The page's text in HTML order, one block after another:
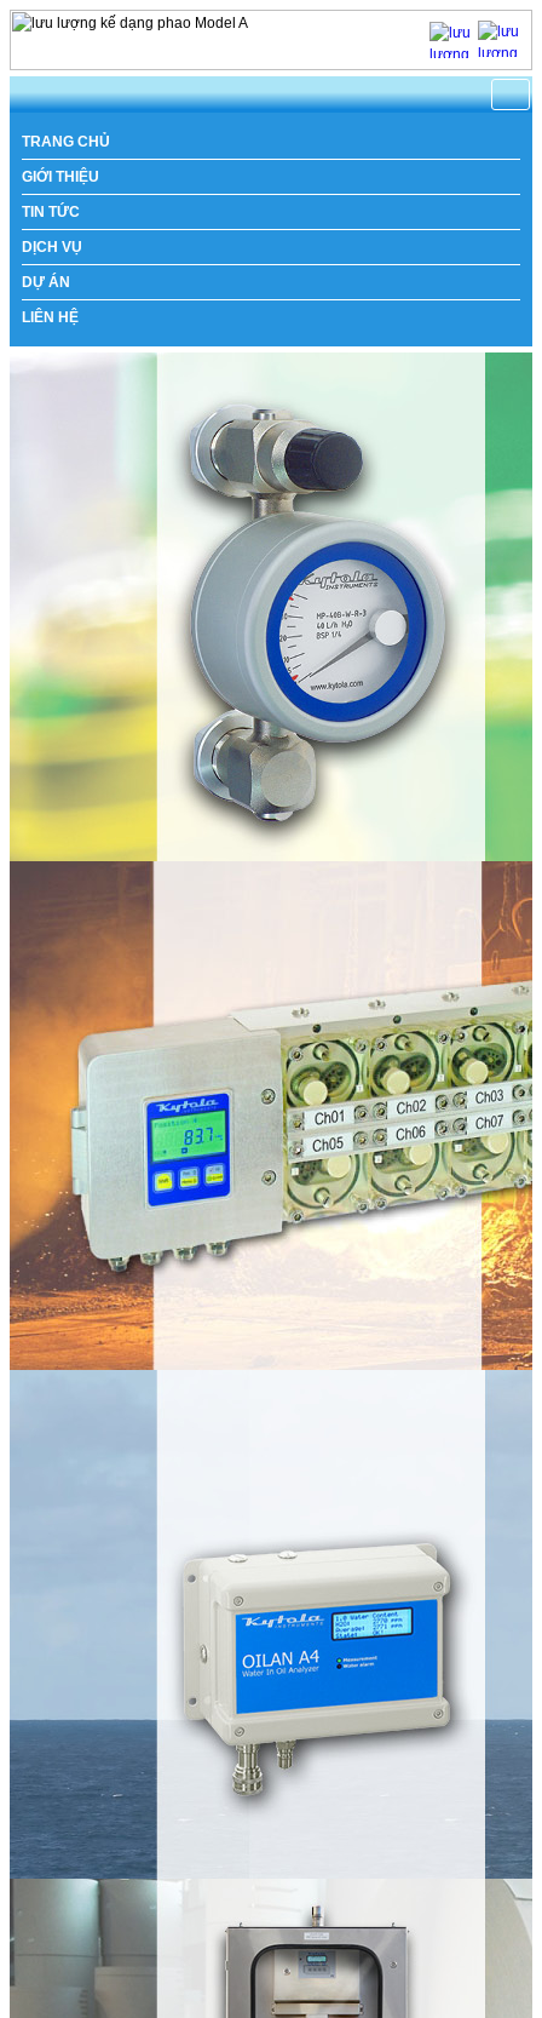
TRANG CHỦ
GIỚI THIỆU
TIN TỨC
DỊCH VỤ
DỰ ÁN
LIÊN HỆ